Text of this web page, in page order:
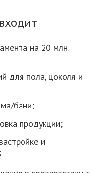
на 20 млн.
для пола, цоколя и
бани;
продукции;
и